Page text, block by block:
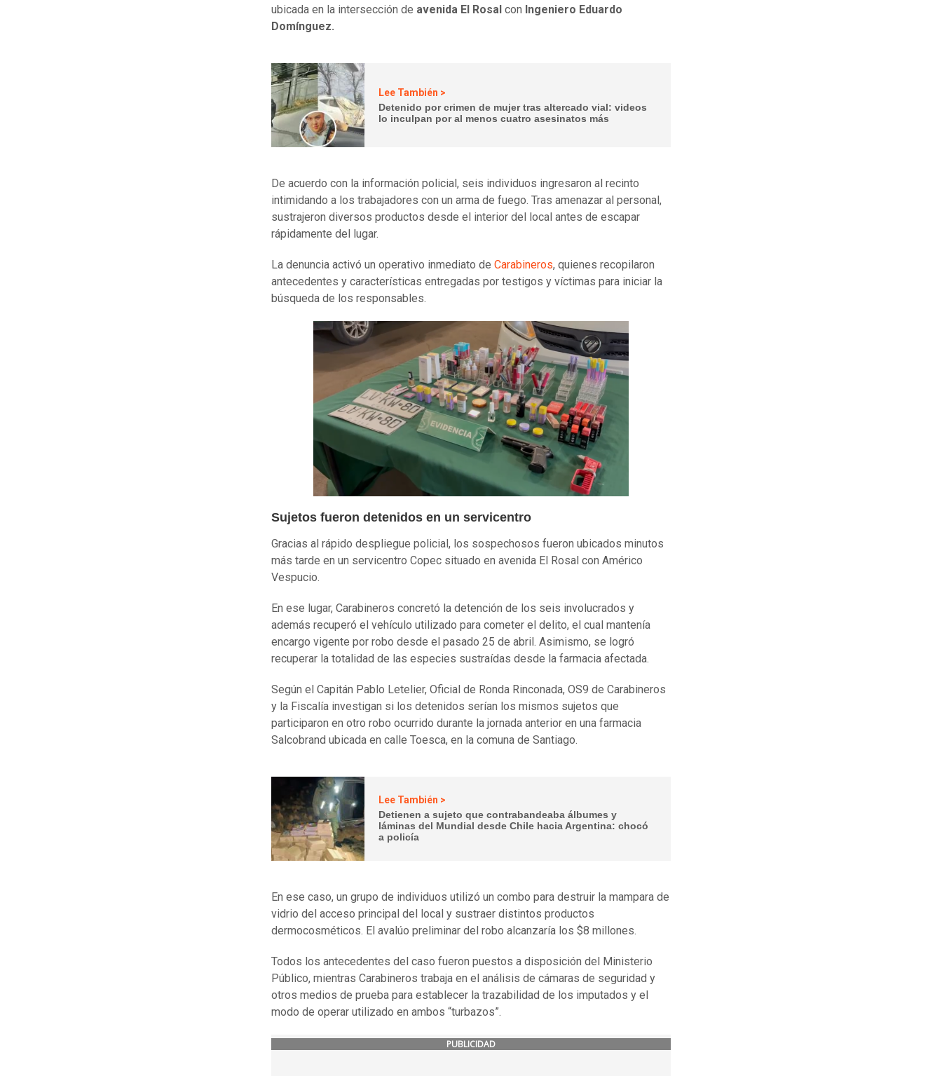
ubicada en la intersección de avenida El Rosal con Ingeniero Eduardo
Domínguez.
Lee También >
Detenido por crimen de mujer tras altercado vial: videos
lo inculpan por al menos cuatro asesinatos más
De acuerdo con la información policial, seis individuos ingresaron al recinto
intimidando a los trabajadores con un arma de fuego. Tras amenazar al personal,
sustrajeron diversos productos desde el interior del local antes de escapar
rápidamente del lugar.
La denuncia activó un operativo inmediato de Carabineros, quienes recopilaron
antecedentes y características entregadas por testigos y víctimas para iniciar la
búsqueda de los responsables.
Sujetos fueron detenidos en un servicentro
Gracias al rápido despliegue policial, los sospechosos fueron ubicados minutos
más tarde en un servicentro Copec situado en avenida El Rosal con Américo
Vespucio.
En ese lugar, Carabineros concretó la detención de los seis involucrados y
además recuperó el vehículo utilizado para cometer el delito, el cual mantenía
encargo vigente por robo desde el pasado 25 de abril. Asimismo, se logró
recuperar la totalidad de las especies sustraídas desde la farmacia afectada.
Según el Capitán Pablo Letelier, Oficial de Ronda Rinconada, OS9 de Carabineros
y la Fiscalía investigan si los detenidos serían los mismos sujetos que
participaron en otro robo ocurrido durante la jornada anterior en una farmacia
Salcobrand ubicada en calle Toesca, en la comuna de Santiago.
Lee También >
Detienen a sujeto que contrabandeaba álbumes y
láminas del Mundial desde Chile hacia Argentina: chocó
a policía
En ese caso, un grupo de individuos utilizó un combo para destruir la mampara de
vidrio del acceso principal del local y sustraer distintos productos
dermocosméticos. El avalúo preliminar del robo alcanzaría los $8 millones.
Todos los antecedentes del caso fueron puestos a disposición del Ministerio
Público, mientras Carabineros trabaja en el análisis de cámaras de seguridad y
otros medios de prueba para establecer la trazabilidad de los imputados y el
modo de operar utilizado en ambos “turbazos”.
PUBLICIDAD